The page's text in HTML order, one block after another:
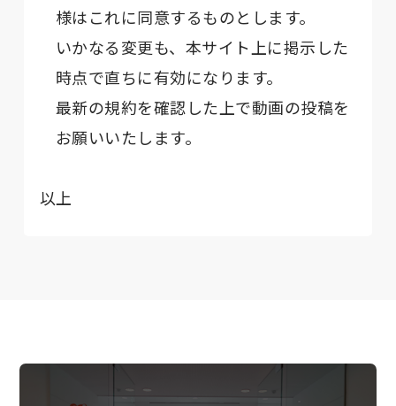
様はこれに同意するものとします。
いかなる変更も、本サイト上に掲示した
時点で直ちに有効になります。
最新の規約を確認した上で動画の投稿を
お願いいたします。
以上